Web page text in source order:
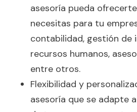
asesoría pueda
necesitas para tu
contabilidad, gestión de
recursos humanos,
entre otros.
Flexibilidad y
asesoría que se adapte